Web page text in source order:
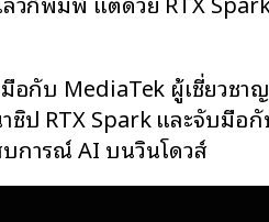
อกับ MediaTek ผู้เชี่ยวชา
ชิป RTX Spark และจับมือ
การณ์ AI บนวินโดวส์